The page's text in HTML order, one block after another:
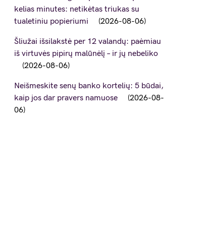
kelias minutes: netikėtas triukas su
tualetiniu popieriumi
2026-08-06
Šliužai išsilakstė per 12 valandų: paėmiau
iš virtuvės pipirų malūnėlį – ir jų nebeliko
2026-08-06
Neišmeskite senų banko kortelių: 5 būdai,
kaip jos dar pravers namuose
2026-08-
06